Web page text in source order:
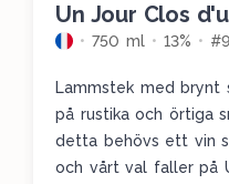
Un Jour Clos
750 ml 13%
Lammstek med brynt
på rustika och örtiga
detta behövs ett vin
och vårt val faller på